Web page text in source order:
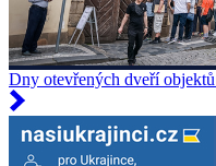
Dny otevřených dveří